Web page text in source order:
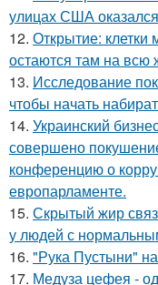
улицах США
12. Открытие: клетки
остаются там на всю
13. Исследование
чтобы начать
14. Украинский
совершено
конференцию о
европарламенте.
15. Скрытый жир
у людей с
16. "Рука Пустыни"
17. Медуза цефея -